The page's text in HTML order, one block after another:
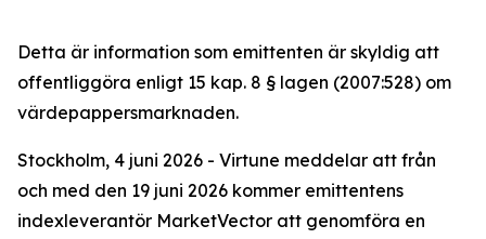
Detta är information som emittenten är skyldig att
offentliggöra enligt 15 kap. 8 § lagen (2007:528) om
värdepappersmarknaden.
Stockholm, 4 juni 2026 - Virtune meddelar att från
och med den 19 juni 2026 kommer emittentens
indexleverantör MarketVector att genomföra en